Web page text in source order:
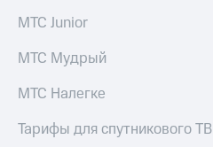
МТС Junior
МТС Мудрый
МТС Налегке
Тарифы для спутникового ТВ